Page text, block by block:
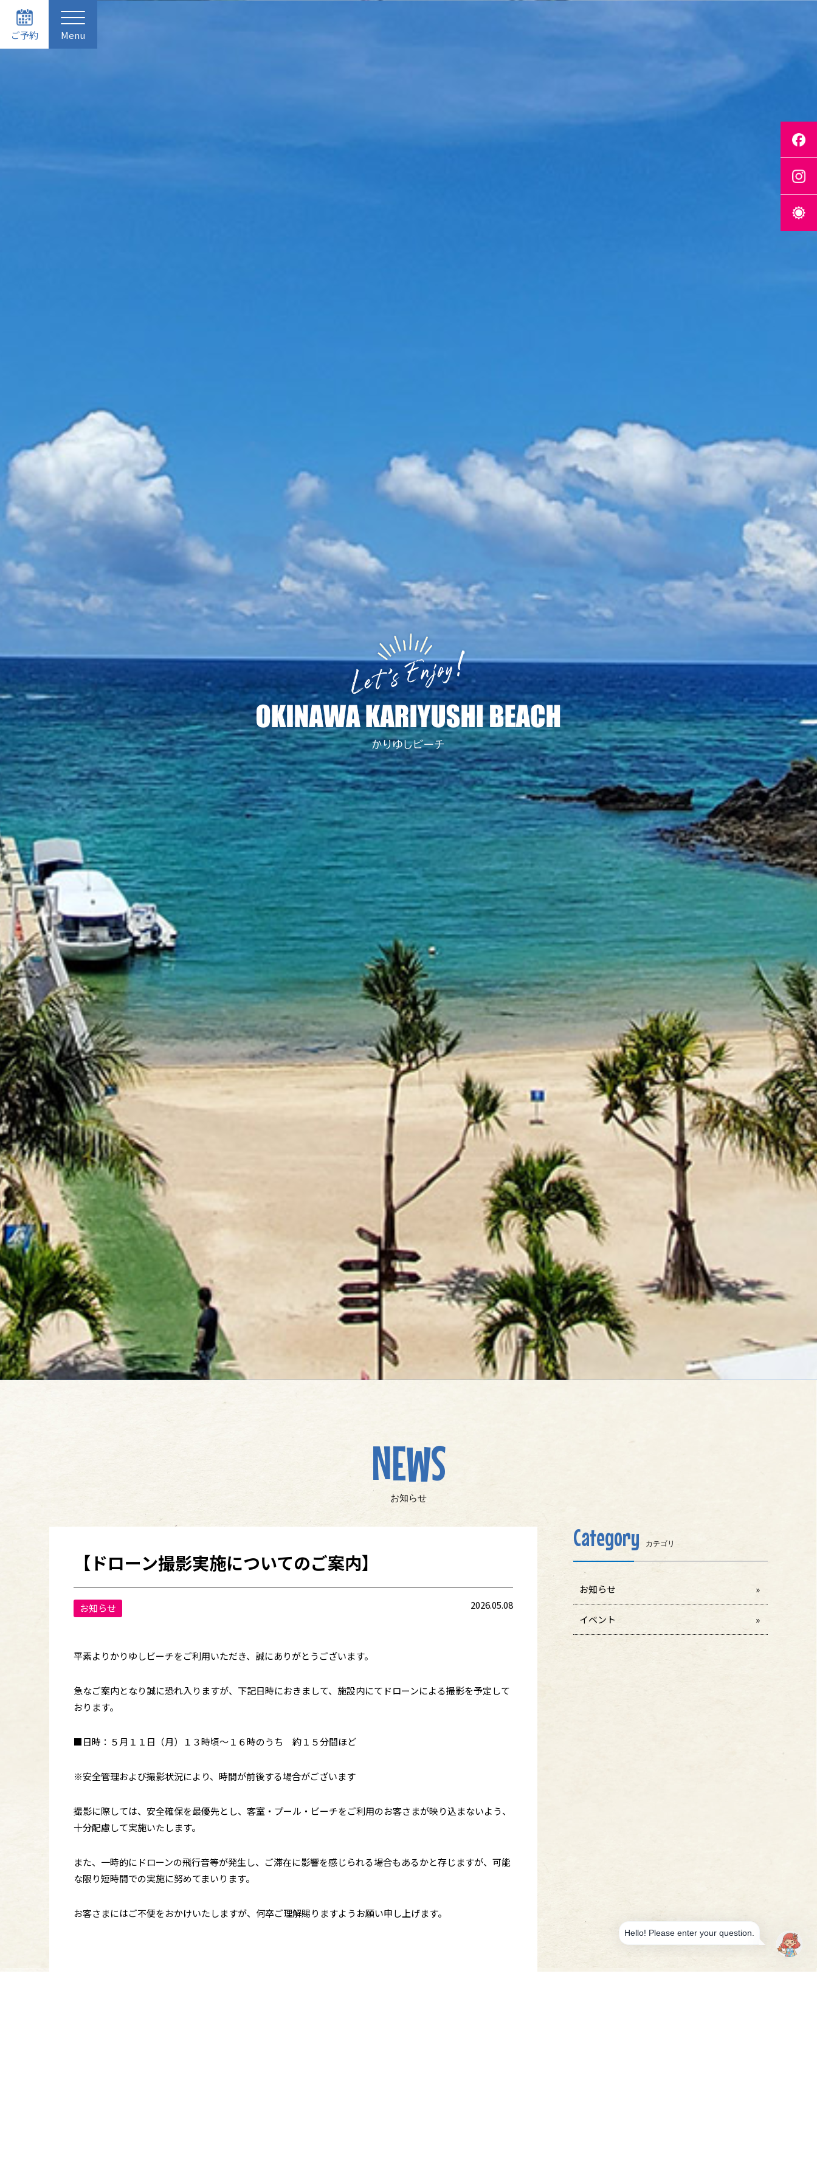
ご予約 Menu
NEWS
お知らせ
【ドローン撮影実施についてのご案内】
お知らせ 2026.05.08
平素よりかりゆしビーチをご利用いただき、誠にありがとうございます。
急なご案内となり誠に恐れ入りますが、下記日時におきまして、施設内にてドローンによる撮影を予定して
おります。
■日時：５月１１日（月）１３時頃～１６時のうち 約１５分間ほど
※安全管理および撮影状況により、時間が前後する場合がございます
撮影に際しては、安全確保を最優先とし、客室・プール・ビーチをご利用のお客さまが映り込まないよう、
十分配慮して実施いたします。
また、一時的にドローンの飛行音等が発生し、ご滞在に影響を感じられる場合もあるかと存じますが、可能
な限り短時間での実施に努めてまいります。
お客さまにはご不便をおかけいたしますが、何卒ご理解賜りますようお願い申し上げます。
Category カテゴリ
お知らせ
イベント